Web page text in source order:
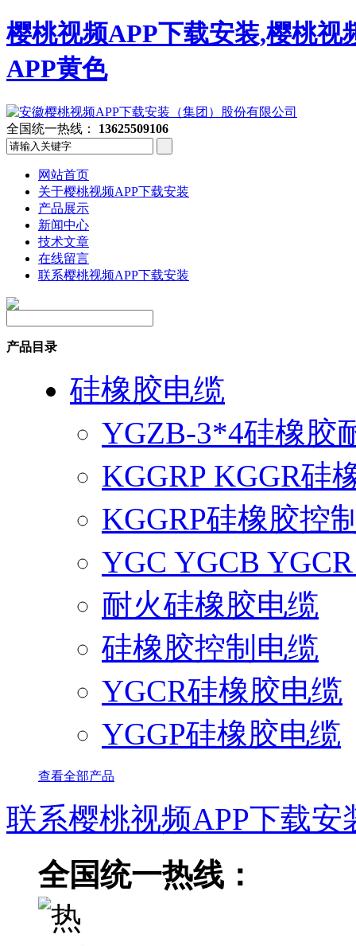
樱桃视频APP下载安装,樱桃
APP黄色
全国统一热线： 13625509106
网站首页
关于樱桃视频APP下载安装
产品展示
新闻中心
技术文章
在线留言
联系樱桃视频APP下载安装
产品目录
硅橡胶电缆
YGZB-3*4硅橡胶
KGGRP KGGR硅
KGGRP硅橡胶控
YGC YGCB
耐火硅橡胶电缆
硅橡胶控制电缆
YGCR硅橡胶电缆
YGGP硅橡胶电缆
查看全部产品
联系樱桃视频APP下载安
全国统一热线：